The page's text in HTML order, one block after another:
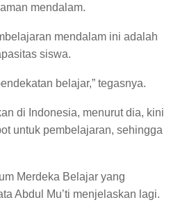
mendalam.
mendalam ini adalah
siswa.
belajar,” tegasnya.
di Indonesia, menurut dia, kini
untuk pembelajaran, sehingga
Merdeka Belajar yang
Abdul Mu’ti menjelaskan lagi.